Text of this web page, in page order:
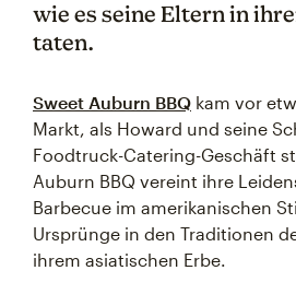
wie es seine Eltern in
taten.
Sweet Auburn BBQ kam vor
Markt, als Howard und seine
Foodtruck-Catering-Geschäft
Auburn BBQ vereint ihre
Barbecue im amerikanischen
Ursprünge in den Traditionen
ihrem asiatischen Erbe.